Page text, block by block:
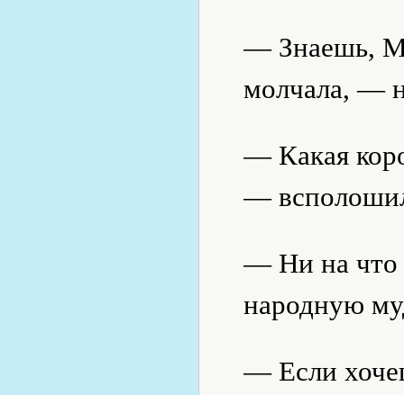
— Знаешь,
молчала, —
— Какая
—
— Ни на что
народную
— Если